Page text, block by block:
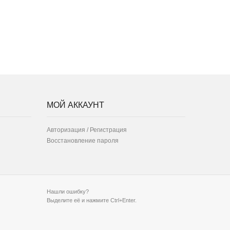
МОЙ АККАУНТ
Авторизация / Регистрация
Восстановление пароля
Нашли ошибку?
Выделите её и нажмите Ctrl+Enter.